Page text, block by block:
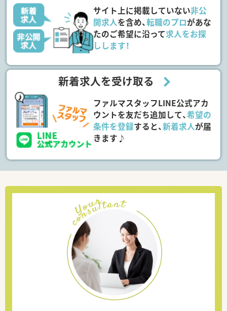
サイト上に掲載していない非公
開求人を含め、転職のプロがあな
たのご希望に沿って求人をお探
しします！
新着求人を受け取る
ファルマスタッフLINE公式アカ
ウントを友だち追加して、希望の
条件を登録すると、新着求人が届
きます♪